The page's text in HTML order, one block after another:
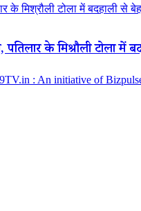
मिश्रौली टोला में बदहाली से
के मिश्रौली टोला में
: An initiative of